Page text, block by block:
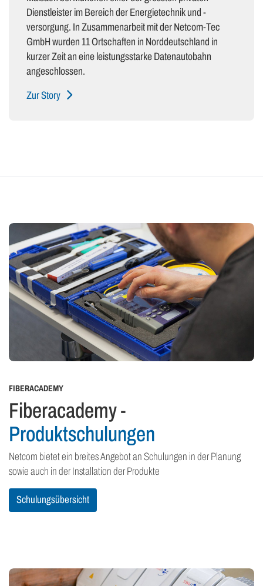
Dienstleister im Bereich der Energietechnik und -
versorgung. In Zusammenarbeit mit der Netcom-Tec
GmbH wurden 11 Ortschaften in Norddeutschland in
kurzer Zeit an eine leistungsstarke Datenautobahn
angeschlossen.
Zur Story
FIBERACADEMY
Fiberacademy -
Produktschulungen
Netcom bietet ein breites Angebot an Schulungen in der Planung
sowie auch in der Installation der Produkte
Schulungsübersicht